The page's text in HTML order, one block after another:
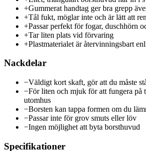
+Gummerat handtag ger bra grepp
+Tål fukt, möglar inte och är lätt att
+Passar perfekt för fogar, duschhörn
+Tar liten plats vid förvaring
+Plastmaterialet är återvinningsbart
Nackdelar
−Väldigt kort skaft, gör att du måste
−För liten och mjuk för att fungera på
utomhus
−Borsten kan tappa formen om du
−Passar inte för grov smuts eller löv
−Ingen möjlighet att byta borsthuvud
Specifikationer